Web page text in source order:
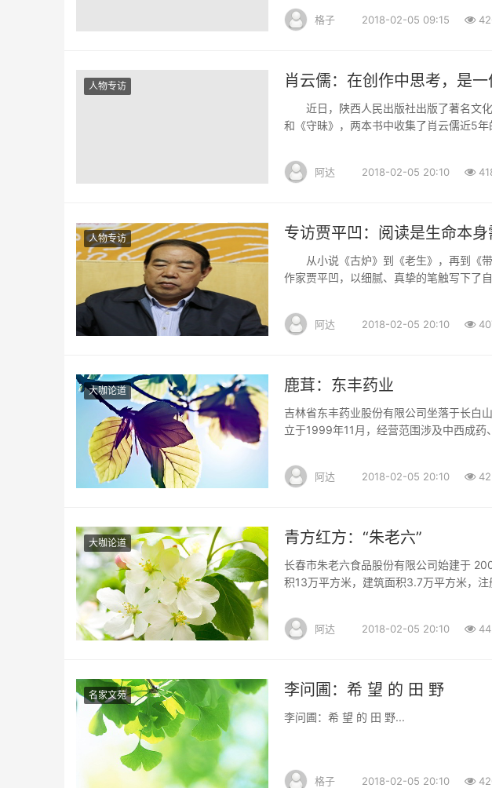
为3699.HK），2016年9月27日，万达商
广场”命名的万达城市综合体，本公司业务
格子 2018-02-05 09:15
人物专访 肖云儒：在创作中思考，是
近日，陕西人民出版社出版了著名文化
和《守昧》，两本书中收集了肖云儒近5
儒表示：“在创作中思考，是一件幸福的
的文化学者，当花甲之...
阿达 2018-02-05 20:10
人物专访 专访贾平凹：阅读是生命本
从小说《古炉》到《老生》，再到《带
作家贾平凹，以细腻、真挚的笔触写下了
法。在贾平凹看来，阅读与文学艺术一样
是一个投机的东西”。 上大学后搞创作
阿达 2018-02-05 20:10
大咖论道 鹿茸：东丰药业
吉林省东丰药业股份有限公司坐落于长白
立于1999年11月，经营范围涉及中西成
面积6万平方米。公司整体通过GMP认证
药保护品种为主的173个国药品准字产品及
阿达 2018-02-05 20:10
大咖论道 青方红方：“朱老六”
长春市朱老六食品股份有限公司始建于
积13万平方米，建筑面积3.7万平方米，
荣获吉林名牌、吉林省著名商标、中国驰
名优特农产品、放心调味品生产企业、吉
阿达 2018-02-05 20:10
名家文苑 李问圃：希 望 的 田 野
李问圃：希 望 的 田 野...
格子 2018-02-05 20:10